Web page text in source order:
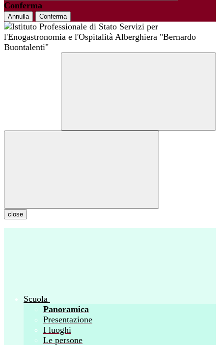
Conferma
Annulla Conferma
close
Scuola
Panoramica
Presentazione
I luoghi
Le persone